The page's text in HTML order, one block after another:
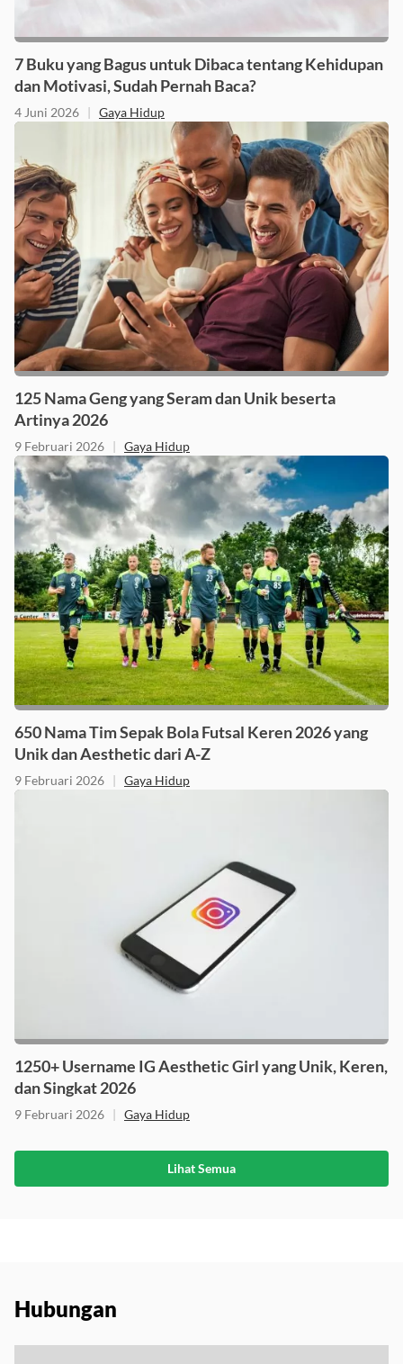
7 Buku yang Bagus untuk Dibaca tentang Kehidupan
dan Motivasi, Sudah Pernah Baca?
4 Juni 2026 | Gaya Hidup
125 Nama Geng yang Seram dan Unik beserta
Artinya 2026
9 Februari 2026 | Gaya Hidup
650 Nama Tim Sepak Bola Futsal Keren 2026 yang
Unik dan Aesthetic dari A-Z
9 Februari 2026 | Gaya Hidup
1250+ Username IG Aesthetic Girl yang Unik, Keren,
dan Singkat 2026
9 Februari 2026 | Gaya Hidup
Lihat Semua
Hubungan